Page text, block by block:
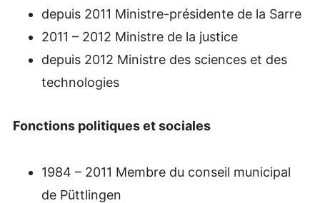
depuis 2011 Ministre-présidente de la Sarre
2011 – 2012 Ministre de la justice
depuis 2012 Ministre des sciences et des
technologies
Fonctions politiques et sociales
1984 – 2011 Membre du conseil municipal
de Püttlingen